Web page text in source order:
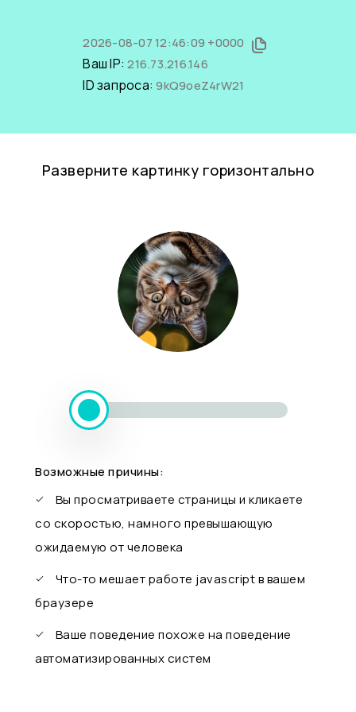
2026-08-07 12:46:09 +0000
Ваш IP:216.73.216.146
ID запроса:9kQ9oeZ4rW21
Разверните картинку горизонтально
Возможные причины:
Вы просматриваете страницы и кликаете
со скоростью, намного превышающую
ожидаемую от человека
Что-то мешает работе javascript в вашем
браузере
Ваше поведение похоже на поведение
автоматизированных систем